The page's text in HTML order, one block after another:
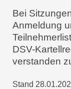
Bei
Anmeldung
DSV-
verstanden
Stand